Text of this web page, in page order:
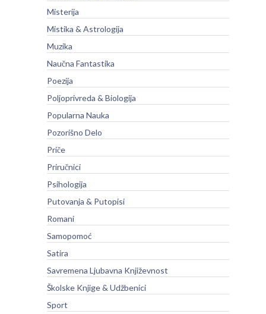
Misterija
Mistika & Astrologija
Muzika
Naučna Fantastika
Poezija
Poljoprivreda & Biologija
Popularna Nauka
Pozorišno Delo
Priče
Priručnici
Psihologija
Putovanja & Putopisi
Romani
Samopomoć
Satira
Savremena Ljubavna Književnost
Školske Knjige & Udžbenici
Sport